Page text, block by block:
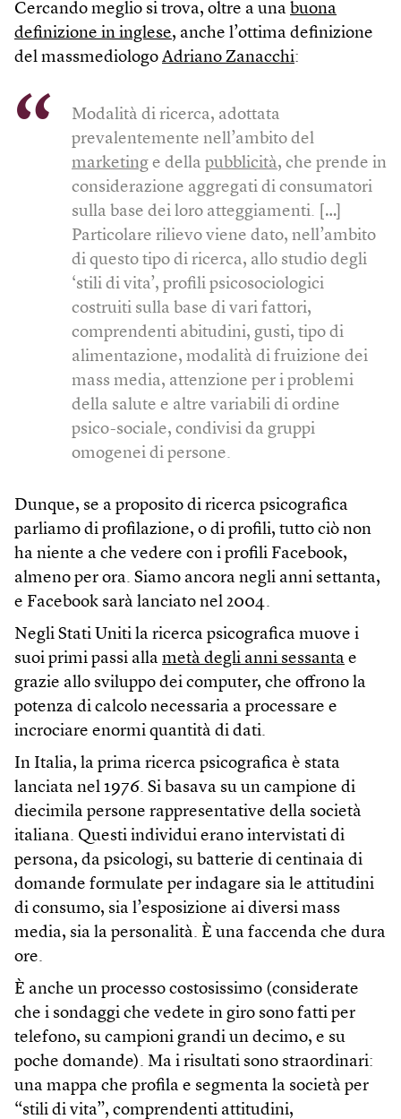
Cercando meglio si trova, oltre a una buona
definizione in inglese, anche l’ottima definizione
del massmediologo Adriano Zanacchi:
Modalità di ricerca, adottata
prevalentemente nell’ambito del
marketing e della pubblicità, che prende in
considerazione aggregati di consumatori
sulla base dei loro atteggiamenti. […]
Particolare rilievo viene dato, nell’ambito
di questo tipo di ricerca, allo studio degli
‘stili di vita’, profili psicosociologici
costruiti sulla base di vari fattori,
comprendenti abitudini, gusti, tipo di
alimentazione, modalità di fruizione dei
mass media, attenzione per i problemi
della salute e altre variabili di ordine
psico-sociale, condivisi da gruppi
omogenei di persone.
Dunque, se a proposito di ricerca psicografica
parliamo di profilazione, o di profili, tutto ciò non
ha niente a che vedere con i profili Facebook,
almeno per ora. Siamo ancora negli anni settanta,
e Facebook sarà lanciato nel 2004.
Negli Stati Uniti la ricerca psicografica muove i
suoi primi passi alla metà degli anni sessanta e
grazie allo sviluppo dei computer, che offrono la
potenza di calcolo necessaria a processare e
incrociare enormi quantità di dati.
In Italia, la prima ricerca psicografica è stata
lanciata nel 1976. Si basava su un campione di
diecimila persone rappresentative della società
italiana. Questi individui erano intervistati di
persona, da psicologi, su batterie di centinaia di
domande formulate per indagare sia le attitudini
di consumo, sia l’esposizione ai diversi mass
media, sia la personalità. È una faccenda che dura
ore.
È anche un processo costosissimo (considerate
che i sondaggi che vedete in giro sono fatti per
telefono, su campioni grandi un decimo, e su
poche domande). Ma i risultati sono straordinari:
una mappa che profila e segmenta la società per
“stili di vita”, comprendenti attitudini,